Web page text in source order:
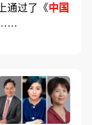
通过了《中国
……